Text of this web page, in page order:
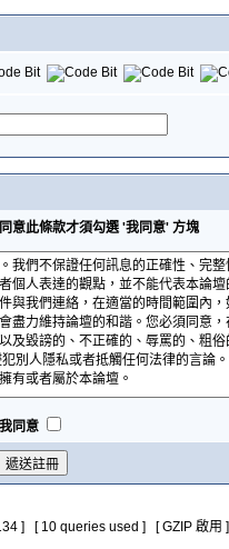
意此條款才須勾選 '我同意' 方塊
我同意
] [ 10 queries used ] [ GZIP 啟用 ]